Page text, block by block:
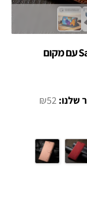
נרתיק ארנק לSamsung Galaxy S7 עם מקום
₪52 המחיר
₪52.